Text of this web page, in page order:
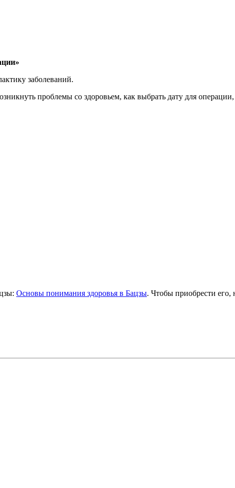
заболеваний.
проблемы со здоровьем, как выбрать дату для
Основы понимания здоровья в Бацзы. Чтобы приобрести